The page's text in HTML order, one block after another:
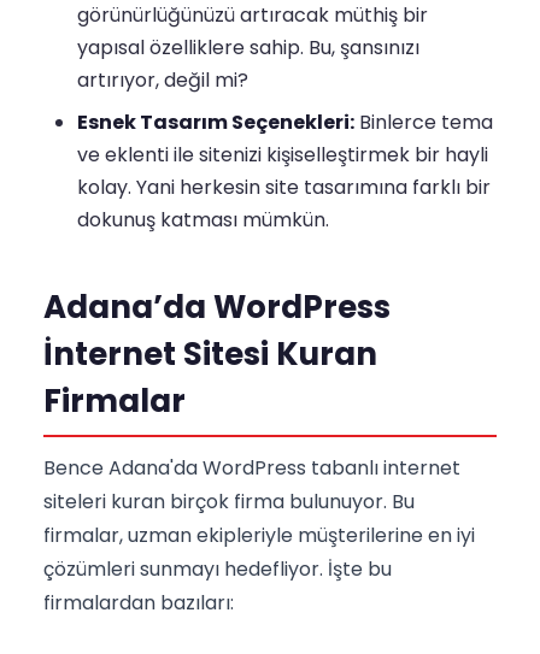
görünürlüğünüzü artıracak müthiş bir
yapısal özelliklere sahip. Bu, şansınızı
artırıyor, değil mi?
Esnek Tasarım Seçenekleri: Binlerce tema
ve eklenti ile sitenizi kişiselleştirmek bir hayli
kolay. Yani herkesin site tasarımına farklı bir
dokunuş katması mümkün.
Adana’da WordPress
İnternet Sitesi Kuran
Firmalar
Bence Adana'da WordPress tabanlı internet
siteleri kuran birçok firma bulunuyor. Bu
firmalar, uzman ekipleriyle müşterilerine en iyi
çözümleri sunmayı hedefliyor. İşte bu
firmalardan bazıları: